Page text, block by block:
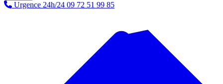
Urgence 24h/24 09 72 51 99 85